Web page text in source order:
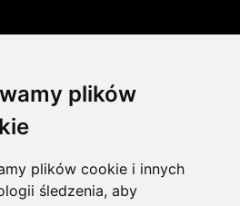
plików
plików cookie i innych
śledzenia, aby
do odstapienia od umowy
i formy płatności
prywatności